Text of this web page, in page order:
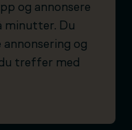
og annonsere
minutter. Du
og
treffer med